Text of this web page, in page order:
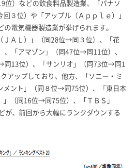
位）などの飲食料品製造業、「パナソ
３位）や「アップル（Ａｐｐｌｅ）」
の電気機器製造業が挙げられます。
ＡＬ）」（同28位→同３位）、「花
「アマゾン」（同47位→同11位）、
同13位）、「サンリオ」（同73位→同1
アップしており、他方、「ソニー・ミ
メント」（同８位→同75位）、「東日本
」（同16位→同75位）、「ＴＢＳ」
が、前回から大幅にランクダウンする